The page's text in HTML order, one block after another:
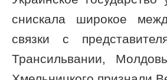
снискала широкое
связки с
Трансильвании,